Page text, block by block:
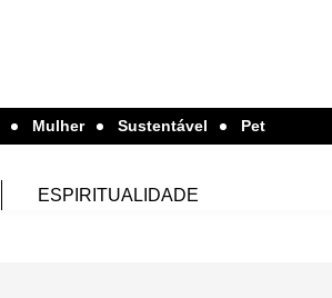
Mulher Sustentável Pet
ESPIRITUALIDADE